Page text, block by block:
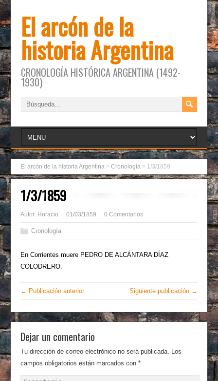
El arcón de la
historia Argentina
CRONOLOGÍA HISTÓRICA ARGENTINA (1492-
1930)
El arcón de la historia Argentina >Cronología > 1/3/1859
1/3/1859
Autor: Horacio 01/03/1859 0 Comentarios
Cronología
En Corrientes muere PEDRO DE ALCÁNTARA DÍAZ
COLODRERO.
← Publicación anterior Siguiente publicación →
Dejar un comentario
Tu dirección de correo electrónico no será publicada. Los
campos obligatorios están marcados con*